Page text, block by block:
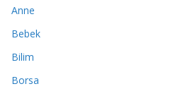
Anne
Bebek
Bilim
Borsa